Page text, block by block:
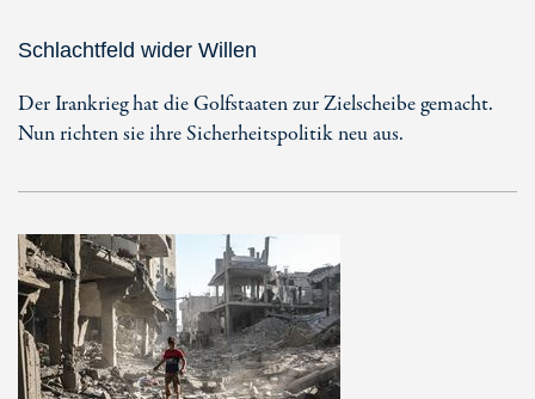
Schlachtfeld wider Willen
Der Irankrieg hat die Golfstaaten zur Zielscheibe gemacht.
Nun richten sie ihre Sicherheitspolitik neu aus.